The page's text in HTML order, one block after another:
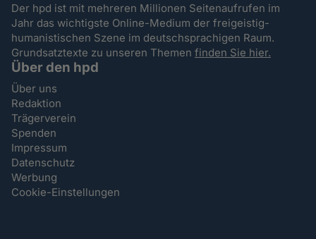
Der hpd ist mit mehreren Millionen Seitenaufrufen im
Jahr das wichtigste Online-Medium der freigeistig-
humanistischen Szene im deutschsprachigen Raum.
Grundsatztexte zu unseren Themenfinden Sie hier.
Über den hpd
Über uns
Redaktion
Trägerverein
Spenden
Impressum
Datenschutz
Werbung
Cookie-Einstellungen